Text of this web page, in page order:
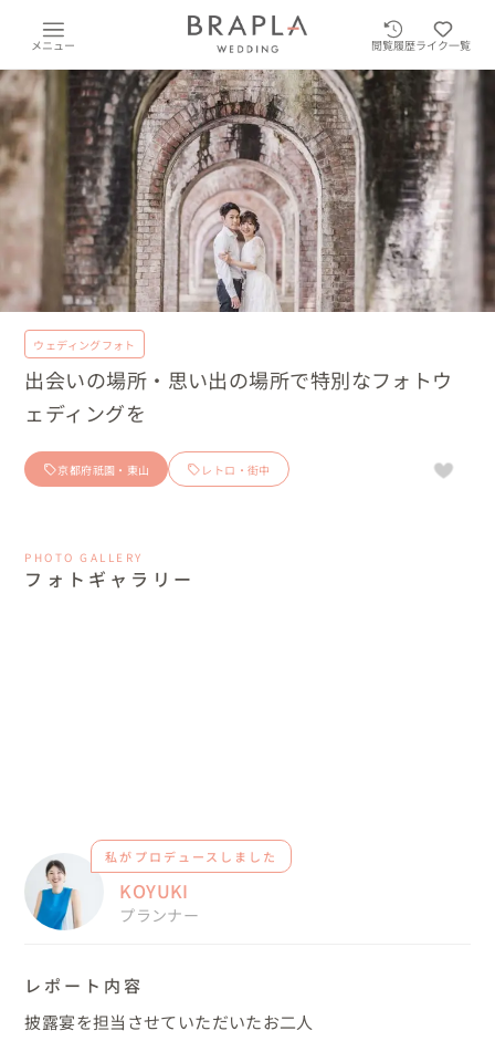
メニュー 閲覧履歴ライク一覧
ウェディングフォト
出会いの場所・思い出の場所で特別なフォトウ
ェディングを
京都府祇園・東山 レトロ・街中
PHOTO GALLERY
フォトギャラリー
私がプロデュースしました
KOYUKI
プランナー
レポート内容
披露宴を担当させていただいたお二人